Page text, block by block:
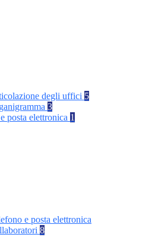
degli uffici 5
3
posta elettronica 1
e posta elettronica
8